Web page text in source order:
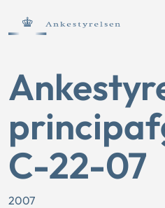
C-22-07
2007